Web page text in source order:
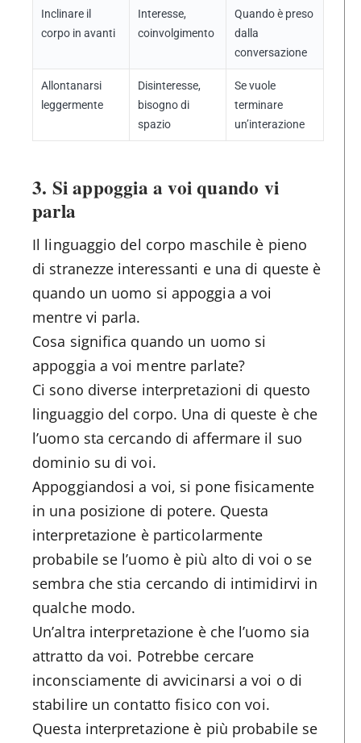
Inclinare il
corpo in avanti
Interesse,
coinvolgimento
Quando è preso
dalla
conversazione
Allontanarsi
leggermente
Disinteresse,
bisogno di
spazio
Se vuole
terminare
un’interazione
3. Si appoggia a voi quando vi
parla
Il linguaggio del corpo maschile è pieno
di stranezze interessanti e una di queste è
quando un uomo si appoggia a voi
mentre vi parla.
Cosa significa quando un uomo si
appoggia a voi mentre parlate?
Ci sono diverse interpretazioni di questo
linguaggio del corpo. Una di queste è che
l’uomo sta cercando di affermare il suo
dominio su di voi.
Appoggiandosi a voi, si pone fisicamente
in una posizione di potere. Questa
interpretazione è particolarmente
probabile se l’uomo è più alto di voi o se
sembra che stia cercando di intimidirvi in
qualche modo.
Un’altra interpretazione è che l’uomo sia
attratto da voi. Potrebbe cercare
inconsciamente di avvicinarsi a voi o di
stabilire un contatto fisico con voi.
Questa interpretazione è più probabile se